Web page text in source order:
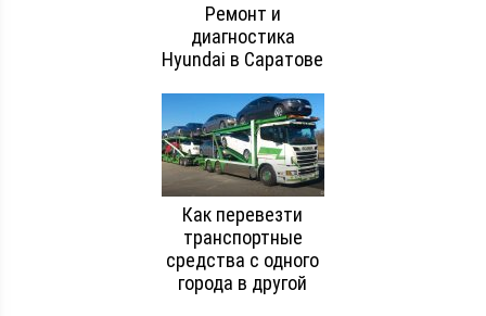
Ремонт и
диагностика
Hyundai в Саратове
Как перевезти
транспортные
средства с одного
города в другой